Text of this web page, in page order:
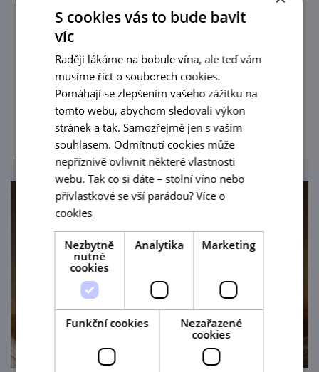
Speciální prázdninové prohlídky pro děti od
4 do 12 let připravil i státní zámek Uherčice.
prohlédnout
S cookies vás to bude bavit
víc
Raději lákáme na bobule vína, ale teď vám
musíme říct o souborech cookies.
Pomáhají se zlepšením vašeho zážitku na
tomto webu, abychom sledovali výkon
stránek a tak. Samozřejmě jen s vaším
souhlasem. Odmítnutí cookies může
nepříznivě ovlivnit některé vlastnosti
webu. Tak co si dáte – stolní víno nebo
přívlastkové se vší parádou?Více o
cookies
Nezbytně
nutné
cookies
Analytika Marketing
Funkční cookies
Nezařazené
cookies